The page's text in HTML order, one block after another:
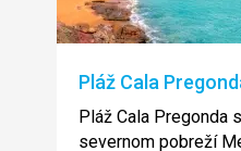
Pláž Cala
Pláž Cala Pregonda
severnom pobreží